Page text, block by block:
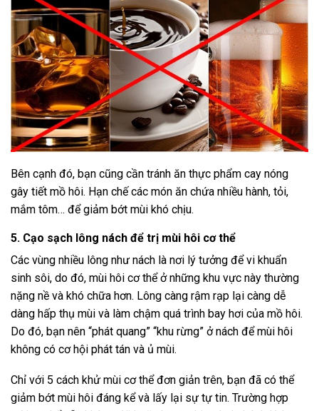
Bên cạnh đó, bạn cũng cần tránh ăn thực phẩm cay nóng
gây tiết mồ hôi. Hạn chế các món ăn chứa nhiều hành, tỏi,
mắm tôm… để giảm bớt mùi khó chịu.
5. Cạo sạch lông nách để trị mùi hôi cơ thể
Các vùng nhiều lông như nách là nơi lý tưởng để vi khuẩn
sinh sôi, do đó, mùi hôi cơ thể ở những khu vực này thường
nặng nề và khó chữa hơn. Lông càng rậm rạp lại càng dễ
dàng hấp thụ mùi và làm chậm quá trình bay hơi của mồ hôi.
Do đó, bạn nên “phát quang” “khu rừng” ở nách để mùi hôi
không có cơ hội phát tán và ủ mùi.
Chỉ với 5 cách khử mùi cơ thể đơn giản trên, bạn đã có thể
giảm bớt mùi hôi đáng kể và lấy lại sự tự tin. Trường hợp